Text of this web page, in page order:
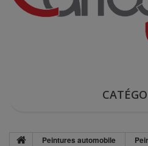
Peintures automobile